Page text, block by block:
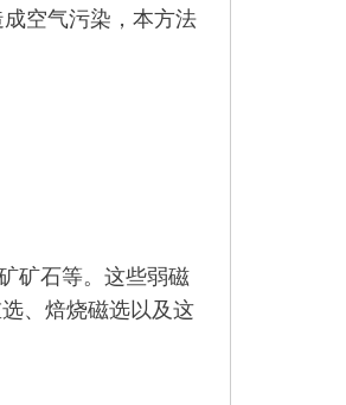
空气污染，本方法
矿石等。这些弱磁
、焙烧磁选以及这